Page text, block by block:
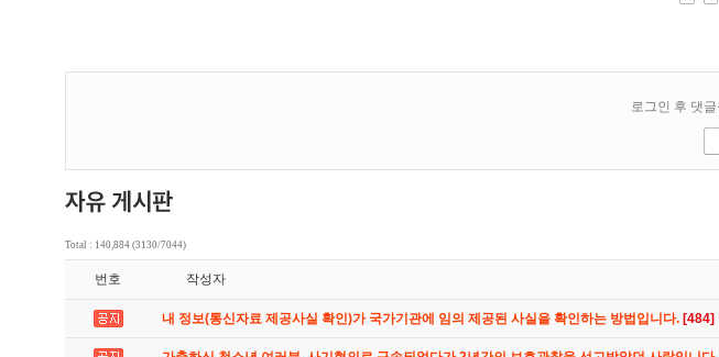
Total : 140,884 (3130/7044)
번호 작성자
내 정보(통신자료 제공사실 확인)가 국가기관에 임의 제공된 사실을 확인하는 방법입니다. [484]